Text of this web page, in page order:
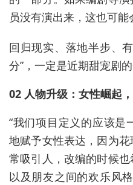
员没有演出来，这也可能
回归现实、落地半步、
分”，一定是近期甜宠剧的
02 人物升级：女性崛起
“我们项目定义的应该是
地赋予女性表达，因为
常吸引人，改编的时候也
以及朋友之间的欢乐风